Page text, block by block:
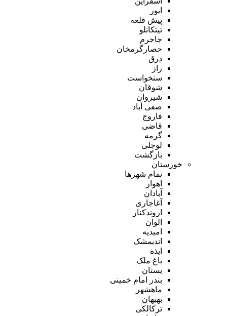
ایور
پیش قلعه
تیتکانلو
جاجرم
حصارگرمخان
درق
راز
سنخواست
شوقان
شیروان
صفی آباد
فاروج
قاضی
گرمه
لوجلی
بازگشت
خوزستان
تمام شهر‌ها
اهواز
آبادان
آغاجاری
اروندکنار
الوان
امیدیه
اندیمشک
ایذه
باغ ملک
بستان
بندر امام خمینی
ماهشهر
بهبهان
ترکالکی